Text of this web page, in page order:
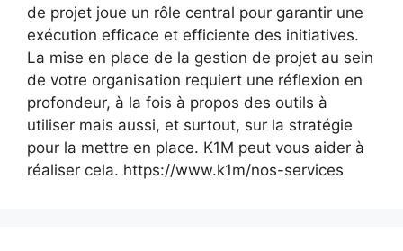
de projet joue un rôle central pour garantir une
exécution efficace et efficiente des initiatives.
La mise en place de la gestion de projet au sein
de votre organisation requiert une réflexion en
profondeur, à la fois à propos des outils à
utiliser mais aussi, et surtout, sur la stratégie
pour la mettre en place. K1M peut vous aider à
réaliser cela. https://www.k1m/nos-services